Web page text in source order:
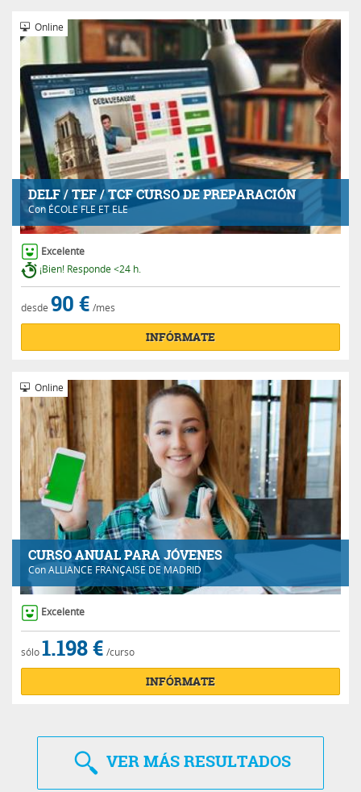
DELF / TEF / TCF CURSO DE PREPARACIÓN
Con ÉCOLE FLE ET ELE
Online
Excelente
¡Bien! Responde <24 h.
desde 90 € /mes
INFÓRMATE
CURSO ANUAL PARA JÓVENES
ConALLIANCE FRANÇAISE DE MADRID
Online
Excelente
sólo1.198 € /curso
INFÓRMATE
VERMÁS RESULTADOS